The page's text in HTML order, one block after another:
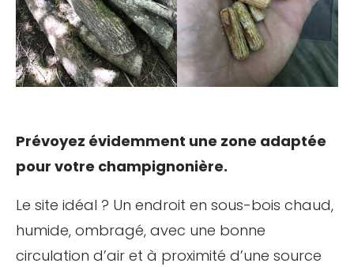
Prévoyez évidemment une zone adaptée
pour votre champignonière.
Le site idéal ? Un endroit en sous-bois chaud,
humide, ombragé, avec une bonne
circulation d’air et à proximité d’une source